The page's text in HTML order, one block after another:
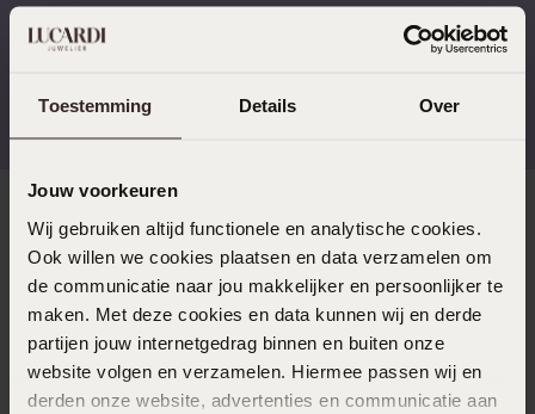
Toestemming Details Over
Jouw voorkeuren
Wij gebruiken altijd functionele en analytische cookies.
Ook willen we cookies plaatsen en data verzamelen om
de communicatie naar jou makkelijker en persoonlijker te
maken. Met deze cookies en data kunnen wij en derde
partijen jouw internetgedrag binnen en buiten onze
website volgen en verzamelen. Hiermee passen wij en
derden onze website, advertenties en communicatie aan
€49
reviews)
Direct naar
Klantenservice